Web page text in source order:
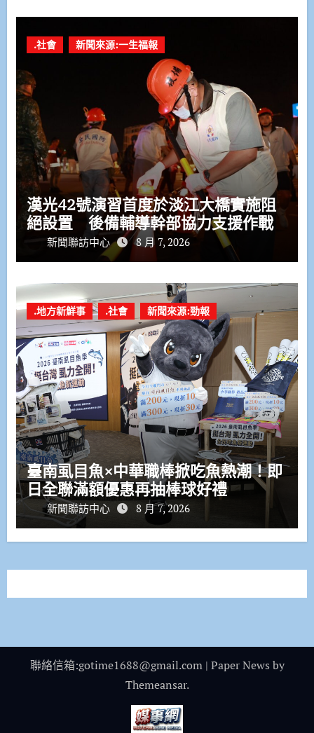
.社會 新聞來源:一生福報
漢光42號演習首度於淡江大橋實施阻
絕設置 後備輔導幹部協力支援作戰
新聞聯訪中心 8 月 7, 2026
.地方新鮮事 .社會 新聞來源:勁報
臺南虱目魚×中華職棒掀吃魚熱潮！即
日全聯滿額優惠再抽棒球好禮
新聞聯訪中心 8 月 7, 2026
聯絡信箱:gotime1688@gmail.com | Paper News by
Themeansar.